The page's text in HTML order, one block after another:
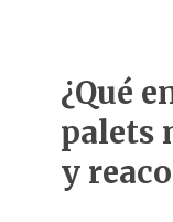
¿Qué
palets
y